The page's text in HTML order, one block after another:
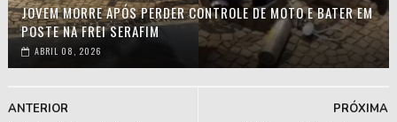
JOVEM MORRE APÓS PERDER CONTROLE DE MOTO E BATER EM
POSTE NA FREI SERAFIM
ABRIL 08, 2026
PRÓXIMA
ANTERIOR